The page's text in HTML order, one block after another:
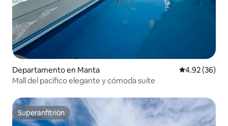
Departamento en Manta Calificación
4.92 (36)
Mall del pacífico elegante y cómoda suite
Superanfitrión
Superanfitrión